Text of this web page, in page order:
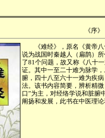
《序》
《难经》，原名《黄帝八
说为战国时秦越人（扁鹊）
了81个问题，故又称《八十
证。其中一至二十难为脉学
腑，四十八至六十一难为疾
法。该书内容简要，辨析精
口”为主，对经络学说和脏腑
阐扬和发展，此书在中医理